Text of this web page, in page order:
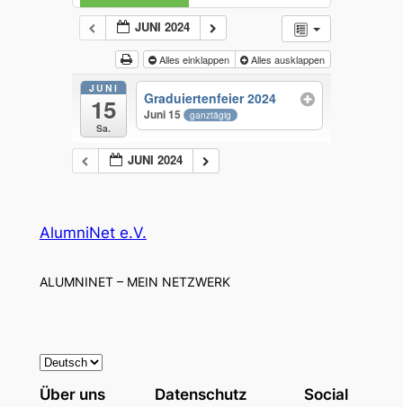
JUNI 2024
Alles einklappen Alles ausklappen
JUNI
15
Sa.
Graduiertenfeier 2024
Juni 15 ganztägig
JUNI 2024
AlumniNet e.V.
ALUMNINET – MEIN NETZWERK
S
p
Über uns Datenschutz Social